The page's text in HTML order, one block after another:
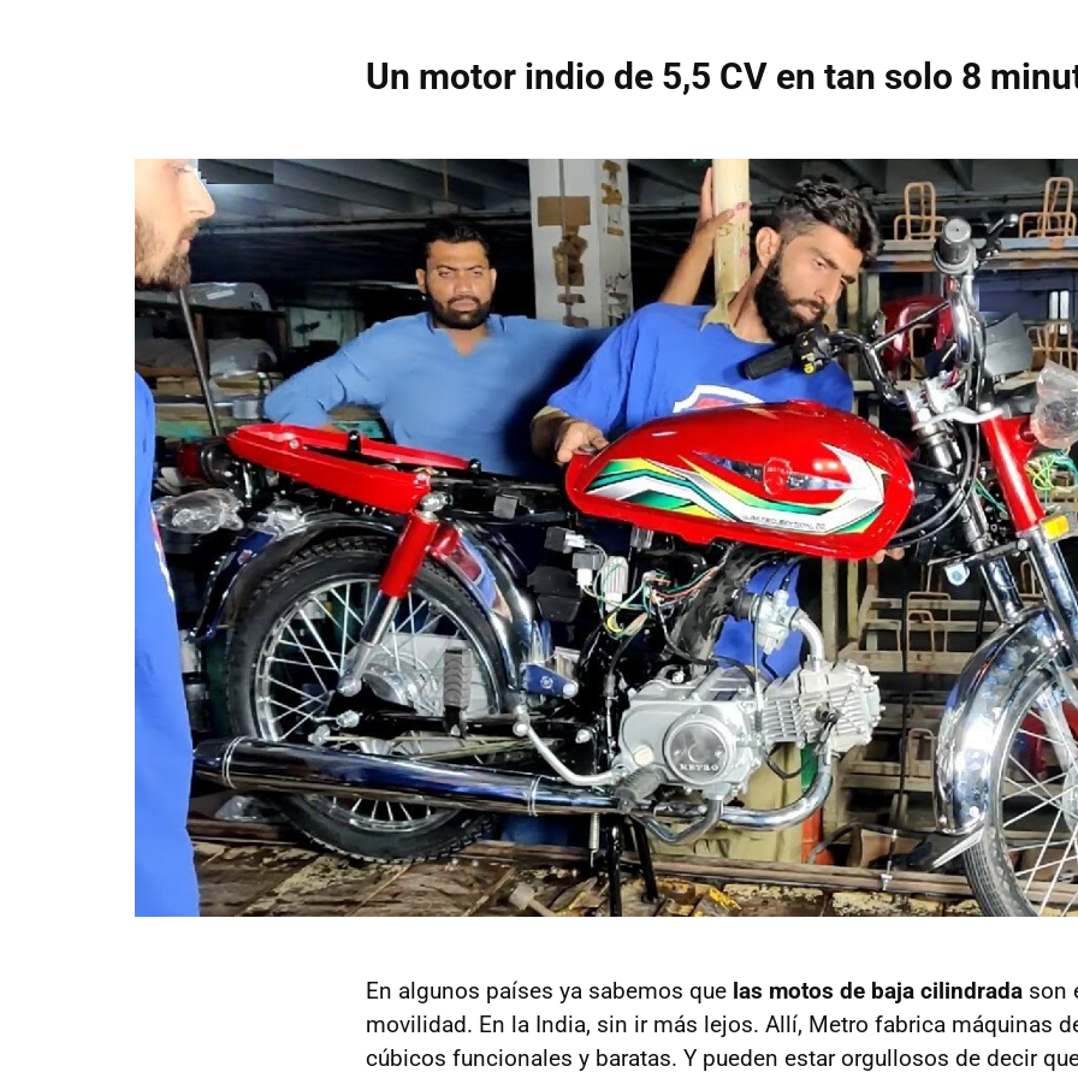
Un motor indio de 5,5 CV en tan solo 8
En algunos países ya sabemos que las motos de baja cilindrada son
movilidad. En la India, sin ir más lejos. Allí, Metro fabrica máquinas
cúbicos funcionales y baratas. Y pueden estar orgullosos de decir